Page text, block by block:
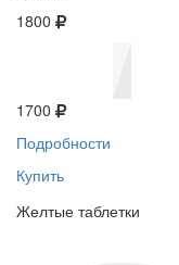
1800
1700
Подробности
Купить
Желтые таблетки